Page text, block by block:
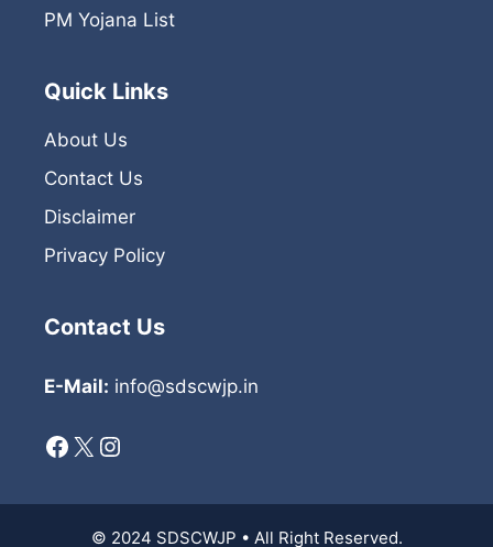
PM Yojana List
Quick Links
About Us
Contact Us
Disclaimer
Privacy Policy
Contact Us
E-Mail: info@sdscwjp.in
Facebook
X Instagram
© 2024 SDSCWJP • All Right Reserved.